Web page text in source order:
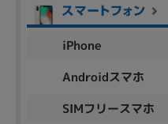
iPhone
Androidスマホ
SIMフリースマホ
人気の検索ワード：Let's note EliteBook
商品シリーズ名・ブランド名の絞り込み。